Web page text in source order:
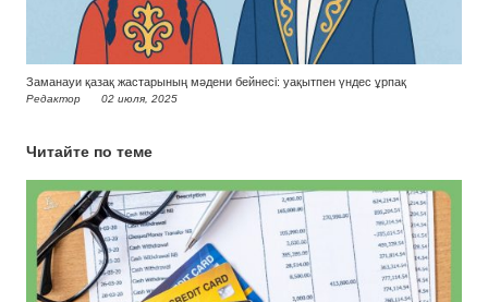
Заманауи қазақ жастарының мәдени бейнесі: уақытпен үндес ұрпақ
Редактор 02 июля, 2025
Читайте по теме